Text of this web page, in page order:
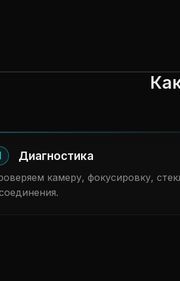
Диагностика
камеру, фокусировку,